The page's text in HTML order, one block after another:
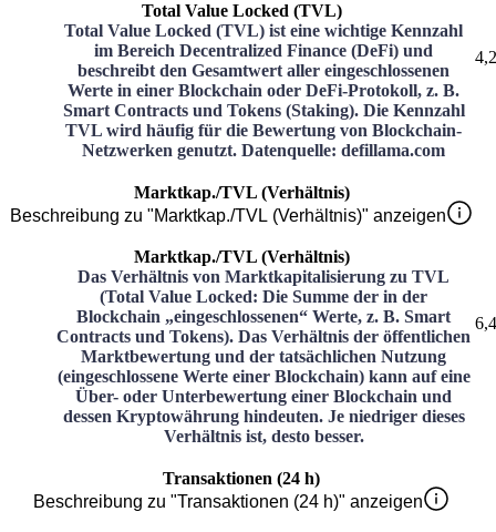
Total Value Locked (TVL)
Total Value Locked (TVL) ist eine wichtige Kennzahl
im Bereich Decentralized Finance (DeFi) und
beschreibt den Gesamtwert aller eingeschlossenen
Werte in einer Blockchain oder DeFi-Protokoll, z. B.
Smart Contracts und Tokens (Staking). Die Kennzahl
TVL wird häufig für die Bewertung von Blockchain-
Netzwerken genutzt. Datenquelle: defillama.com
Marktkap./TVL (Verhältnis)
Beschreibung zu "Marktkap./TVL (Verhältnis)" anzeigen
Marktkap./TVL (Verhältnis)
Das Verhältnis von Marktkapitalisierung zu TVL
(Total Value Locked: Die Summe der in der
Blockchain „eingeschlossenen“ Werte, z. B. Smart
Contracts und Tokens). Das Verhältnis der öffentlichen
Marktbewertung und der tatsächlichen Nutzung
(eingeschlossene Werte einer Blockchain) kann auf eine
Über- oder Unterbewertung einer Blockchain und
dessen Kryptowährung hindeuten. Je niedriger dieses
Verhältnis ist, desto besser.
Transaktionen (24 h)
Beschreibung zu "Transaktionen (24 h)" anzeigen